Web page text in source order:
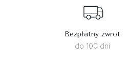
Bezpłatny zwrot
do 100 dni